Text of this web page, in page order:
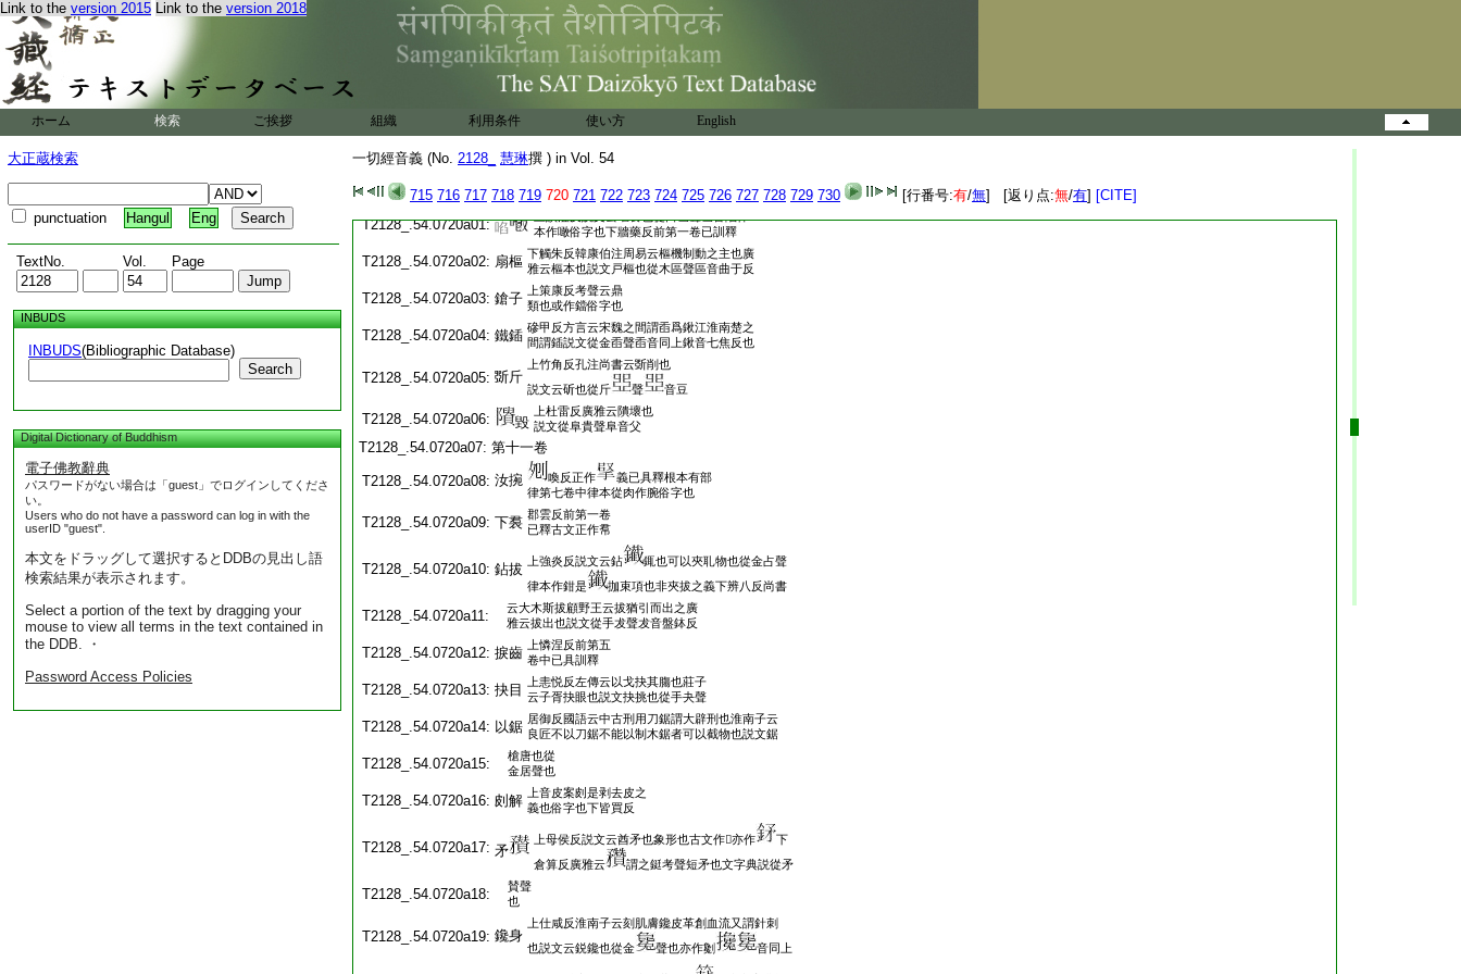
Link to the version 2015 Link to the version 2018
ホーム 検索 ご挨拶 組織 利用条件 使い方 English
大正蔵検索
punctuation Hangul Eng
TextNo. Vol. Page
INBUDS
INBUDS(Bibliographic Database)
Search
Digital Dictionary of Buddhism
電子佛教辭典
パスワードがない場合は「guest」でログインしてくださ
い。
Users who do not have a password can log in with the
userID "guest".
本文をドラッグして選択するとDDBの見出し語
検索結果が表示されます。
Select a portion of the text by dragging your
mouse to view all terms in the text contained in
the DDB. ・
Password Access Policies
一切經音義 (No. 2128_ 慧琳撰 ) in Vol. 54
715 716 717 718 719 720 721 722 723 724 725 726 727 728 729 730 [行番号:有/無] [返り点:無/有] [CITE]
此束聲亦作觜 束音雌四反喙音暉衞反
T2128_.54.0719c21: 掃篲
上掻老反下隨鋭反説文作彗云掃竹
也從又持
啇 音瑟臻反古文作曹
上擇庚反考聲作敝云撞也玉篇作
云剌也或作
敲云棖觸也文字典説從手長聲律本作
T2128_.54.0719c23: 鈕扂 下恬店反前第三卷已釋
T2128_.54.0719c24: 甎垛 前第三卷已釋
T2128_.54.0720a01: 啗
本作噉俗字也下牆藥反前第一卷已訓釋
T2128_.54.0720a02: 扇樞 下觸朱反韓康伯注周易云樞機制動之主也廣
雅云樞本也説文戸樞也從木區聲區音曲于反
T2128_.54.0720a03: 鎗子
上策康反考聲云鼎
類也或作鐺俗字也
T2128_.54.0720a04: 鐵鍤 磣甲反方言云宋魏之間謂臿爲鍬江淮南楚之
間謂鍤説文從金臿聲臿音同上鍬音七焦反也
T2128_.54.0720a05: 斲斤
上竹角反孔注尚書云斲削也
説文云斫也從斤
聲 音豆
T2128_.54.0720a06: 毀
上杜雷反廣雅云隤壞也
説文從阜貴聲阜音父
T2128_.54.0720a07: 第十一卷
T2128_.54.0720a08: 汝捥 喚反正作
義已具釋根本有部
律第七卷中律本從肉作腕俗字也
T2128_.54.0720a09: 下裠 郡雲反前第一卷
已釋古文正作帬
T2128_.54.0720a10: 鉆拔 上強炎反説文云鉆
銸也可以夾耴物也從金占聲
律本作鉗是
拁束項也非夾拔之義下辨八反尚書
T2128_.54.0720a11:
云大木斯拔顧野王云拔猶引而出之廣
雅云拔出也説文從手犮聲犮音盤鉢反
T2128_.54.0720a12: 捩齒
上憐涅反前第五
卷中已具訓釋
T2128_.54.0720a13: 抉目
上恚悦反左傳云以戈抉其膓也莊子
云子胥抉眼也説文抉挑也從手夬聲
T2128_.54.0720a14: 以鋸 居御反國語云中古刑用刀鋸謂大辟刑也淮南子云
良匠不以刀鋸不能以制木鋸者可以截物也説文鋸
T2128_.54.0720a15:
槍唐也從
金居聲也
T2128_.54.0720a16: 㓟解
上音皮案㓟是剥去皮之
義也俗字也下皆買反
T2128_.54.0720a17: 矛
上母侯反説文云酋矛也象形也古文作𢦵亦作
下
倉算反廣雅云
謂之鋌考聲短矛也文字典説從矛
T2128_.54.0720a18:
賛聲
也
T2128_.54.0720a19: 鑱身
上仕咸反淮南子云刻肌膚鑱皮革創血流又謂針刺
也説文云鋭鑱也從金
聲也亦作劖 音同上